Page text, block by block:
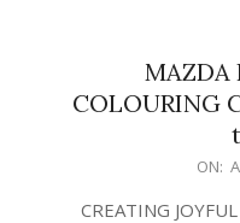
MAZDA
COLOURING
ON:
CREATING